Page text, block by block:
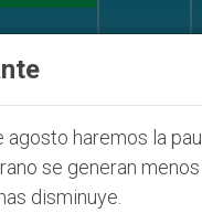
Tierra Santa
agosto haremos la
se generan
disminuye.